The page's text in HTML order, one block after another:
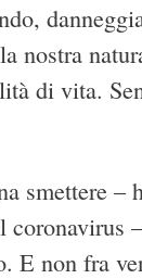
nostra
di vita.
smettere –
coronavirus
E non fra